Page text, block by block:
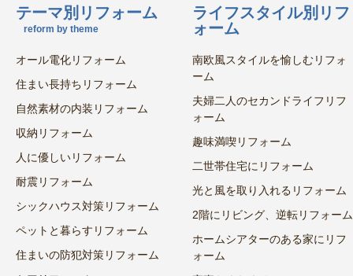
テーマ別リフォーム
reform by theme
オール電化リフォーム
住まい長持ちリフォーム
自然素材の内装リフォーム
収納リフォーム
人に優しいリフォーム
耐震リフォーム
シックハウス対策リフォーム
ペットと暮らすリフォーム
住まいの防犯対策リフォーム
ライフスタイル別リフ
ォーム
南欧風スタイルを愉しむリフォ
ーム
夫婦二人のセカンドライフリフ
ォーム
趣味満喫リフォーム
二世帯住宅にリフォーム
光と風を取り入れるリフォーム
2階にリビング、逆転リフォーム
ホームシアターのある家にリフ
ォーム